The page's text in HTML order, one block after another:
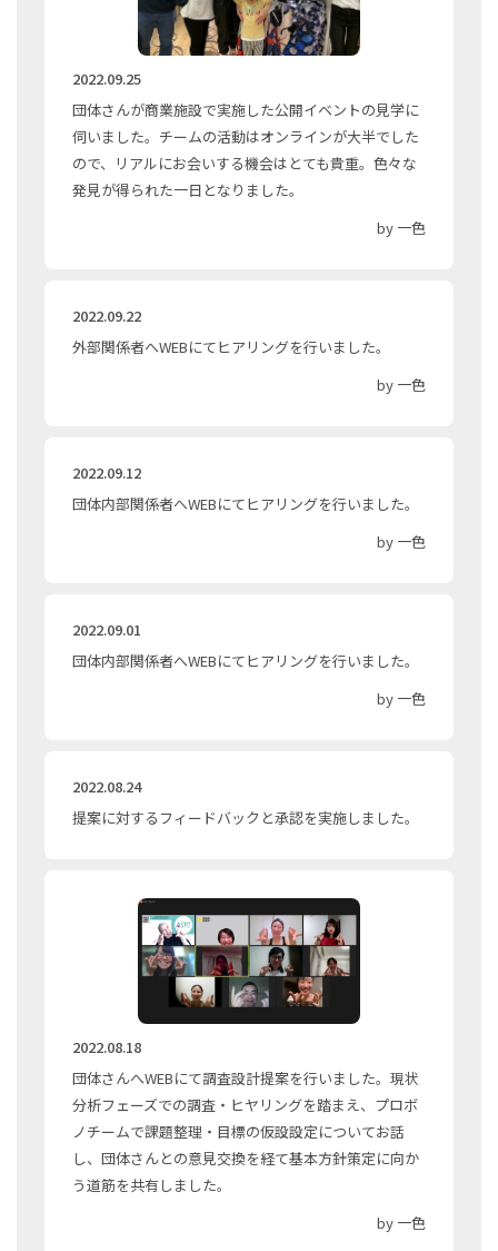
2022.09.25
団体さんが商業施設で実施した公開イベントの見学に
伺いました。チームの活動はオンラインが大半でした
ので、リアルにお会いする機会はとても貴重。色々な
発見が得られた一日となりました。
by 一色
2022.09.22
外部関係者へWEBにてヒアリングを行いました。
by 一色
2022.09.12
団体内部関係者へWEBにてヒアリングを行いました。
by 一色
2022.09.01
団体内部関係者へWEBにてヒアリングを行いました。
by 一色
2022.08.24
提案に対するフィードバックと承認を実施しました。
2022.08.18
団体さんへWEBにて調査設計提案を行いました。現状
分析フェーズでの調査・ヒヤリングを踏まえ、プロボ
ノチームで課題整理・目標の仮設設定についてお話
し、団体さんとの意見交換を経て基本方針策定に向か
う道筋を共有しました。
by 一色